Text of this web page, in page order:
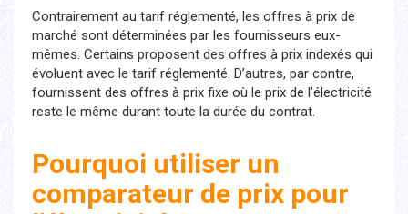
Contrairement au tarif réglementé, les offres à prix de
marché sont déterminées par les fournisseurs eux-
mêmes. Certains proposent des offres à prix indexés qui
évoluent avec le tarif réglementé. D’autres, par contre,
fournissent des offres à prix fixe où le prix de l’électricité
reste le même durant toute la durée du contrat.
Pourquoi utiliser un
comparateur de prix pour